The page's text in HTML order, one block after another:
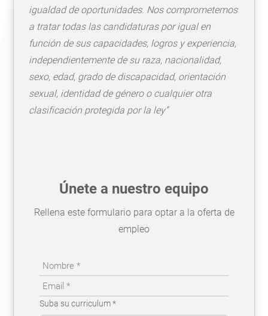
igualdad de oportunidades. Nos comprometemos
a tratar todas las candidaturas por igual en
función de sus capacidades, logros y experiencia,
independientemente de su raza, nacionalidad,
sexo, edad, grado de discapacidad, orientación
sexual, identidad de género o cualquier otra
clasificación protegida por la ley”
Únete a nuestro equipo
Rellena este formulario para optar a la oferta de
empleo
Suba su curriculum *